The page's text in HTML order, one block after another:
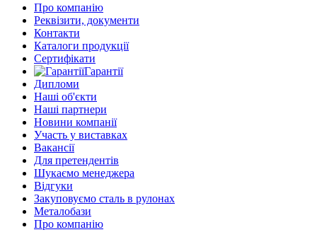
Про компанію
Реквізити, документи
Контакти
Каталоги продукції
Сертифікати
Гарантії
Дипломи
Наші об'єкти
Наші партнери
Новини компанії
Участь у виставках
Вакансії
Для претендентів
Шукаємо менеджера
Відгуки
Закуповуємо сталь в рулонах
Металобази
Про компанію